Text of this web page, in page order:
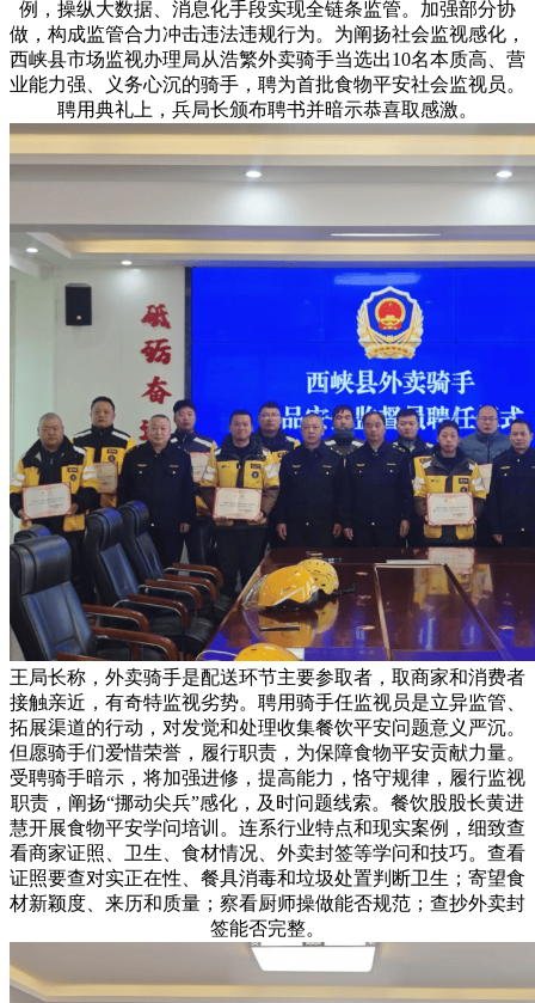
例，操纵大数据、消息化手段实现全链条监管。加强部分协
做，构成监管合力冲击违法违规行为。为阐扬社会监视感化，
西峡县市场监视办理局从浩繁外卖骑手当选出10名本质高、营
业能力强、义务心沉的骑手，聘为首批食物平安社会监视员。
聘用典礼上，兵局长颁布聘书并暗示恭喜取感激。
王局长称，外卖骑手是配送环节主要参取者，取商家和消费者
接触亲近，有奇特监视劣势。聘用骑手任监视员是立异监管、
拓展渠道的行动，对发觉和处理收集餐饮平安问题意义严沉。
但愿骑手们爱惜荣誉，履行职责，为保障食物平安贡献力量。
受聘骑手暗示，将加强进修，提高能力，恪守规律，履行监视
职责，阐扬“挪动尖兵”感化，及时问题线索。餐饮股股长黄进
慧开展食物平安学问培训。连系行业特点和现实案例，细致查
看商家证照、卫生、食材情况、外卖封签等学问和技巧。查看
证照要查对实正在性、餐具消毒和垃圾处置判断卫生；寄望食
材新颖度、来历和质量；察看厨师操做能否规范；查抄外卖封
签能否完整。